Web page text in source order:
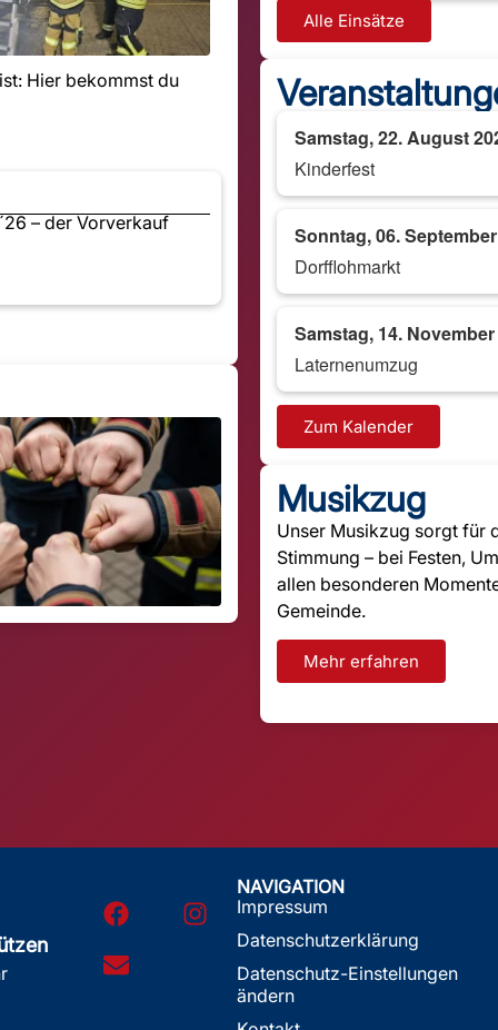
Hier bekommst du
– der Vorverkauf
Alle Einsätze
Samstag, 22. August
Kinderfest
Sonntag, 06.
Dorfflohmarkt
Samstag, 14.
Laternenumzug
Zum Kalender
Musikzug
Unser Musikzug sorgt für
Stimmung – bei Festen,
allen besonderen
Gemeinde.
Mehr erfahren
NAVIGATION
Impressum
Datenschutzerklärung
Datenschutz-Einstellungen
ändern